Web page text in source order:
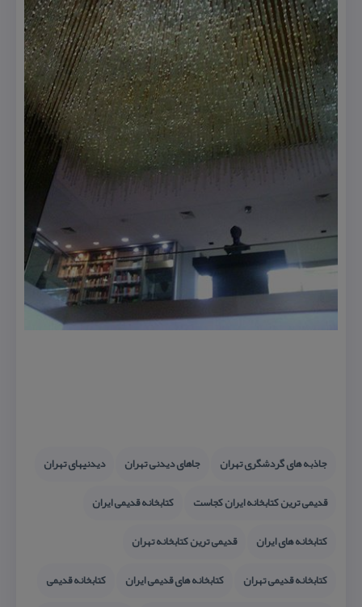
جاذبه های گردشگری تهران جاهای دیدنی تهران
دیدنیهای تهران
قدیمی ترین كتابخانه ایران كجاست
كتابخانه قدیمی ایران
كتابخانه های ایران
قدیمی ترین كتابخانه تهران
كتابخانه قدیمی تهران
كتابخانه های قدیمی ایران
كتابخانه قدیمی